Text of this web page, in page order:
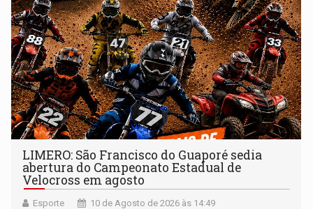
LIMERO: São Francisco do Guaporé sedia
abertura do Campeonato Estadual de
Velocross em agosto
Esporte 10 de Agosto de 2026 às 14:49